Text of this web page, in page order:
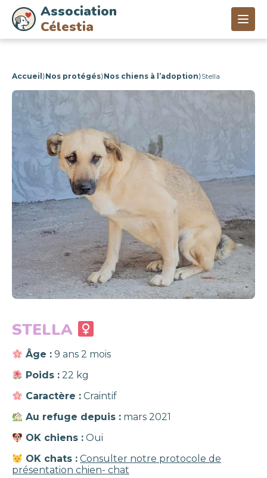
Association
Célestia
Accueil ⟩Nos protégés⟩Nos chiens à l’adoption⟩Stella
STELLA
Âge : 9 ans 2 mois
Poids : 22 kg
Caractère : Craintif
Au refuge depuis : mars 2021
OK chiens : Oui
OK chats : Consulter notre protocole de
présentation chien- chat